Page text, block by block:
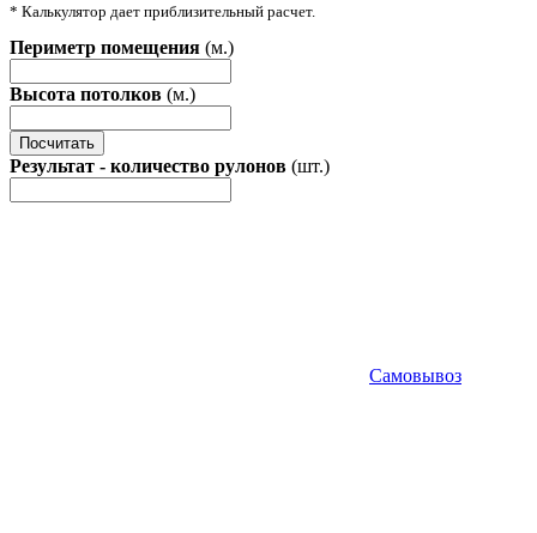
* Калькулятор дает приблизительный расчет.
Периметр помещения (м.)
Высота потолков (м.)
Посчитать
Результат - количество рулонов (шт.)
Самовывоз